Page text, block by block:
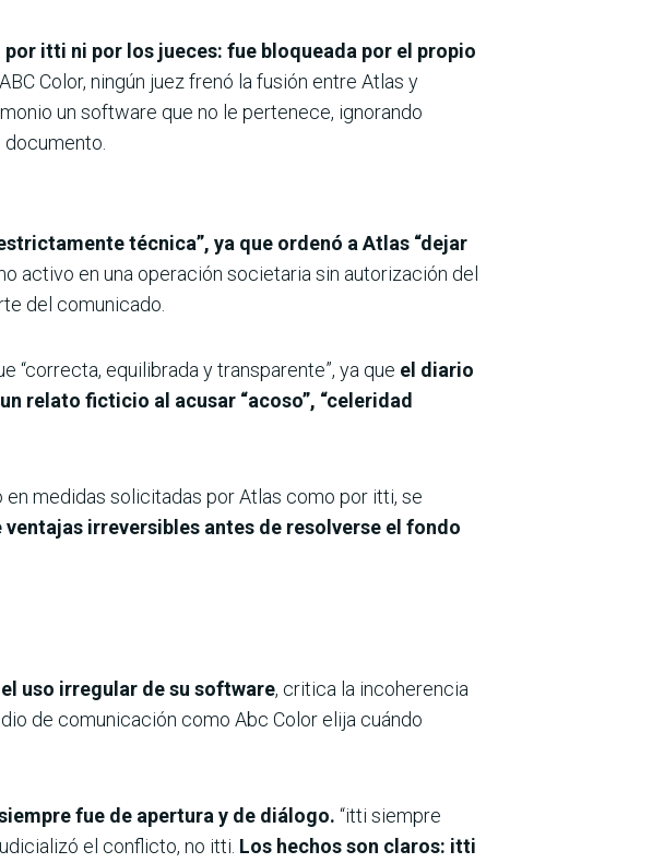
itti ni por los jueces: fue bloqueada por el propio
Color, ningún juez frenó la fusión entre Atlas y
un software que no le pertenece, ignorando
técnica”, ya que ordenó a Atlas “dejar
activo en una operación societaria sin autorización del
del comunicado.
“correcta, equilibrada y transparente”, ya que el diario
relato ficticio al acusar “acoso”, “celeridad
medidas solicitadas por Atlas como por itti, se
irreversibles antes de resolverse el fondo
uso irregular de su software, critica la incoherencia
de comunicación como Abc Color elija cuándo
fue de apertura y de diálogo. “itti siempre
el conflicto, no itti. Los hechos son claros: itti